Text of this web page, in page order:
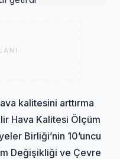
kalitesini arttırma
Hava Kalitesi Ölçüm
Birliği’nin 10’uncu
Değişikliği ve Çevre